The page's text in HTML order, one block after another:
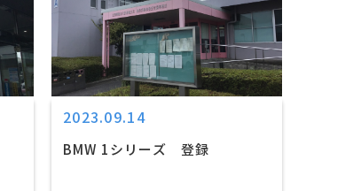
2023.09.14
BMW 1シリーズ 登録